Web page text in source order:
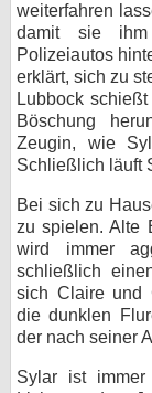
weiterfahren
damit sie
Polizeiautos
erklärt, sich zu
Lubbock
Böschung
Zeugin, wie
Schließlich läuft
Bei sich zu
zu spielen. Alte
wird immer
schließlich
sich Claire und
die dunklen
der nach seiner
Sylar ist